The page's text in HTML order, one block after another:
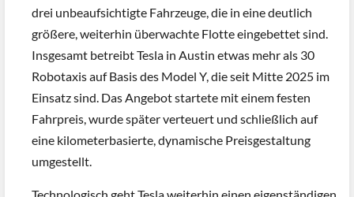
drei unbeaufsichtigte Fahrzeuge, die in eine deutlich
größere, weiterhin überwachte Flotte eingebettet sind.
Insgesamt betreibt Tesla in Austin etwas mehr als 30
Robotaxis auf Basis des Model Y, die seit Mitte 2025 im
Einsatz sind. Das Angebot startete mit einem festen
Fahrpreis, wurde später verteuert und schließlich auf
eine kilometerbasierte, dynamische Preisgestaltung
umgestellt.